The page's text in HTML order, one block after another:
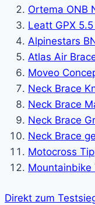
Ortema ONB
Leatt GPX
Alpinestars
Atlas Air
Moveo
Neck Brace
Neck Brace
Neck Brace
Neck Brace
Motocross
Mountainbike
Direkt zum